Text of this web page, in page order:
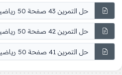
حل التمرين 43 صفحة 50 رياضيات السنة الأولى متوسط
حل التمرين 42 صفحة 50 رياضيات السنة الأولى متوسط
حل التمرين 41 صفحة 50 رياضيات السنة الأولى متوسط